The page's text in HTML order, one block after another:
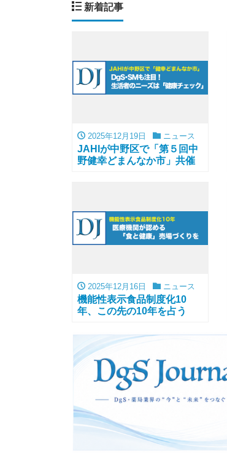
新着記事
2025年12月19日 ニュース
JAHIが中野区で「第５回中
野健幸どまんなか市」共催
2025年12月16日 ニュース
機能性表示食品制度化10
年、この先の10年を占う